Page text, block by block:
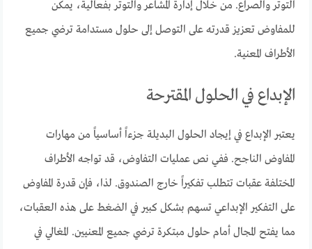
التوتر والصراع. من خلال إدارة المشاعر والتوتر بفعالية، يمكن
للمفاوض تعزيز قدرته على التوصل إلى حلول مستدامة ترضي جميع
الأطراف المعنية.
الإبداع في الحلول المقترحة
يعتبر الإبداع في إيجاد الحلول البديلة جزءاً أساسياً من مهارات
المفاوض الناجح. ففي نص عمليات التفاوض، قد تواجه الأطراف
المختلفة عقبات تتطلب تفكيراً خارج الصندوق. لذا، فإن قدرة المفاوض
على التفكير الإبداعي تسهم بشكل كبير في الضغط على هذه العقبات،
مما يفتح المجال أمام حلول مبتكرة ترضي جميع المعنيين. المغالي في